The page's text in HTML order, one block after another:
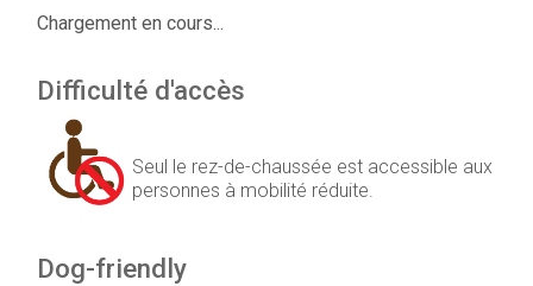
Chargement en cours...
Difficulté d'accès
Seul le rez-de-chaussée est accessible aux
personnes à mobilité réduite.
Dog-friendly